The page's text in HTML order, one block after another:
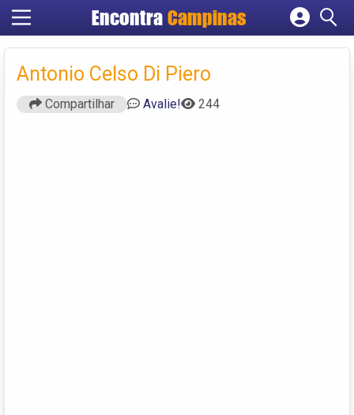
Encontra Campinas
Cadastrar empresa
Criar conta
Antonio Celso Di Piero
Compartilhar Avalie! 244